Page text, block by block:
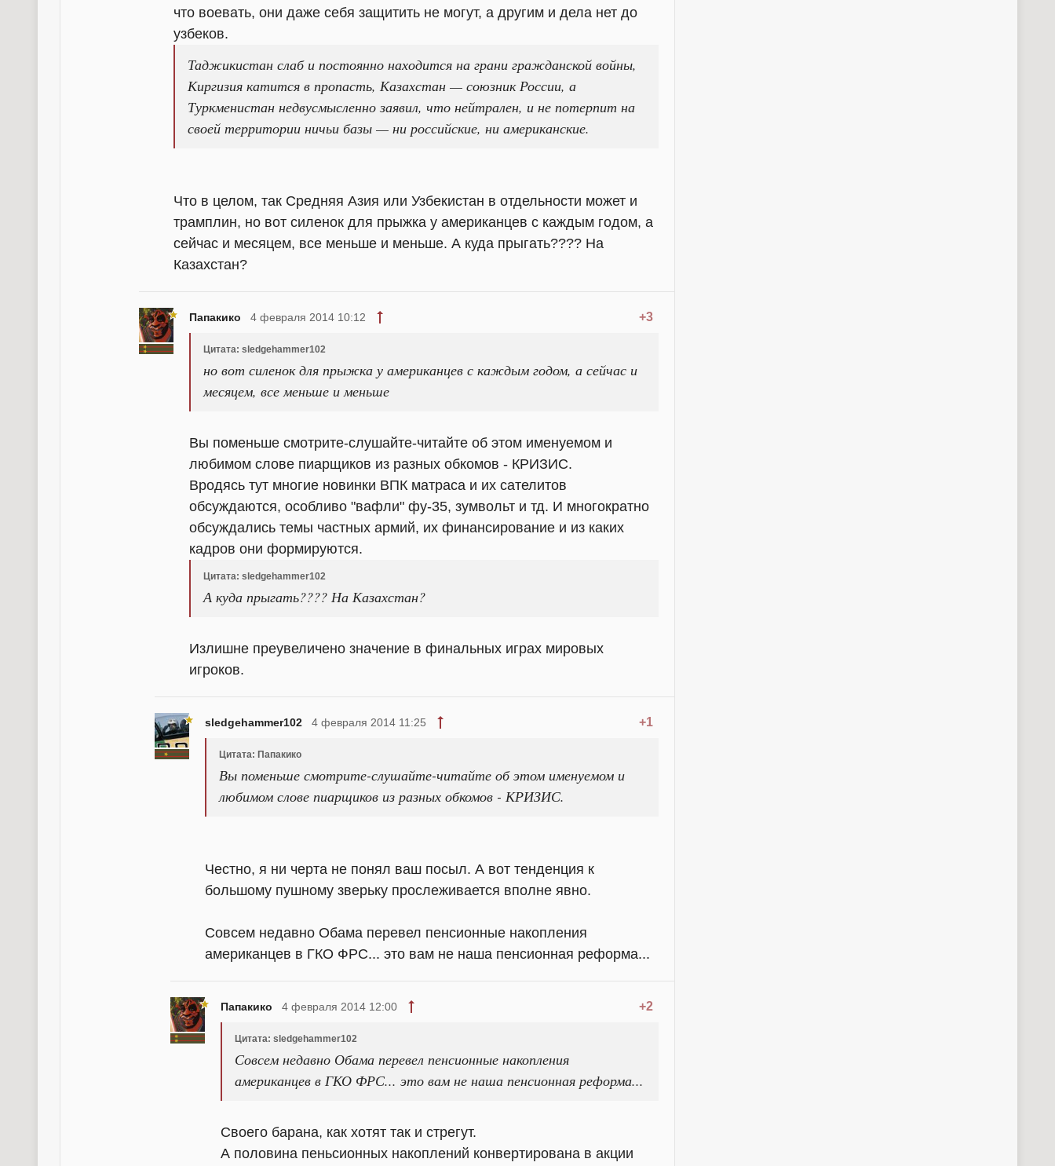
что воевать, они даже себя защитить не могут, а другим и дела нет до
узбеков.
Таджикистан слаб и постоянно находится на грани гражданской войны,
Киргизия катится в пропасть, Казахстан — союзник России, а
Туркменистан недвусмысленно заявил, что нейтрален, и не потерпит на
своей территории ничьи базы — ни российские, ни американские.
Что в целом, так Средняя Азия или Узбекистан в отдельности может и
трамплин, но вот силенок для прыжка у американцев с каждым годом, а
сейчас и месяцем, все меньше и меньше. А куда прыгать???? На
Казахстан?
Папакико +3
4 февраля 2014 10:12
Цитата: sledgehammer102
но вот силенок для прыжка у американцев с каждым годом, а сейчас и
месяцем, все меньше и меньше
Вы поменьше смотрите-слушайте-читайте об этом именуемом и
любимом слове пиарщиков из разных обкомов - КРИЗИС.
Вродясь тут многие новинки ВПК матраса и их сателитов
обсуждаются, особливо "вафли" фу-35, зумвольт и тд. И многократно
обсуждались темы частных армий, их финансирование и из каких
кадров они формируются.
Цитата: sledgehammer102
А куда прыгать???? На Казахстан?
Излишне преувеличено значение в финальных играх мировых
игроков.
sledgehammer102 +1
4 февраля 2014 11:25
Цитата: Папакико
Вы поменьше смотрите-слушайте-читайте об этом именуемом и
любимом слове пиарщиков из разных обкомов - КРИЗИС.
Честно, я ни черта не понял ваш посыл. А вот тенденция к
большому пушному зверьку прослеживается вполне явно.
Совсем недавно Обама перевел пенсионные накопления
американцев в ГКО ФРС... это вам не наша пенсионная реформа...
Папакико +2
4 февраля 2014 12:00
Цитата: sledgehammer102
Совсем недавно Обама перевел пенсионные накопления
американцев в ГКО ФРС... это вам не наша пенсионная реформа...
Своего барана, как хотят так и стрегут.
А половина пеньсионных накоплений конвертирована в акции